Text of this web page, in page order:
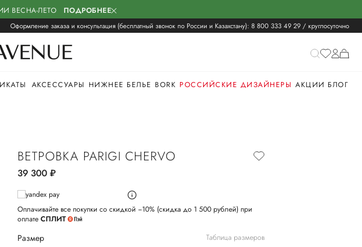
ВЕСНА-ЛЕТО ПОДРОБНЕЕ
Оформление заказа и консультация (бесплатный звонок по России и Казахстану): 8 800 333 49 29 / круглосуточно
АКСЕССУАРЫ НИЖНЕЕ БЕЛЬЕ BORK РОССИЙСКИЕ ДИЗАЙНЕРЫ АКЦИИ БЛОГ
ВЕТРОВКА PARIGI CHERVO
39 300руб.
Оплачивайте все покупки со скидкой −10% (скидка до 1 500 рублей) при
оплате СПЛИТ
Размер Таблица размеров